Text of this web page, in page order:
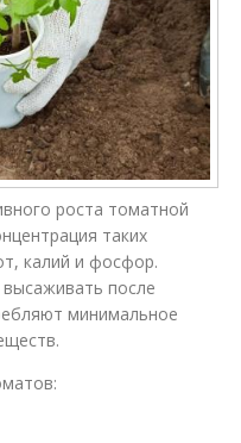
роста томатной
таких
калий и фосфор.
после
минимальное